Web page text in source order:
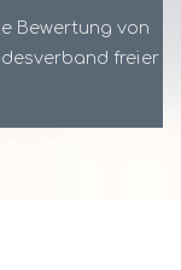
Bewertung von
freier